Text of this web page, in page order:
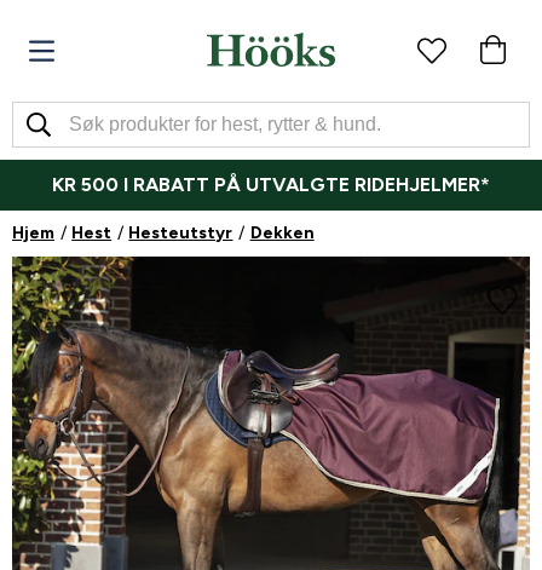
KR 500 I RABATT PÅ UTVALGTE RIDEHJELMER*
Hjem Hest Hesteutstyr Dekken